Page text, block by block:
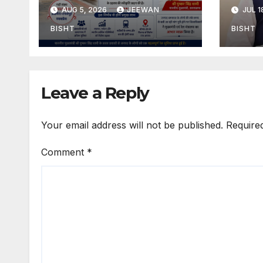
ठहराव हुआ स्वीकृत
AUG 5, 2026 JEEWAN
BISHT
मार्ग
JUL
BISHT
Leave a Reply
Your email address will not be published.
Comment *